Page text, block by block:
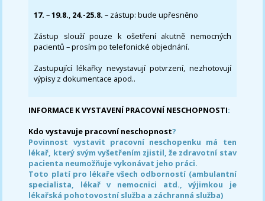
17. –19.8., 24.-25.8. – zástup: bude upřesněno
Zástup slouží pouze k ošetření akutně nemocných
pacientů – prosím po telefonické objednání.
Zastupující lékařky nevystavují potvrzení, nezhotovují
výpisy z dokumentace apod..
INFORMACE K VYSTAVENÍ PRACOVNÍ NESCHOPNOSTI:
Kdo vystavuje pracovní neschopnost?
Povinnost vystavit pracovní neschopenku má ten
lékař, který svým vyšetřením zjistil, že zdravotní stav
pacienta neumožňuje vykonávat jeho práci.
Toto platí pro lékaře všech odborností (ambulantní
specialista, lékař v nemocnici atd., výjimkou je
lékařská pohotovostní služba a záchranná služba)